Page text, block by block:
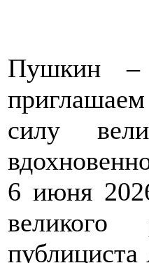
Пушкин –
силу
6 июня
великого